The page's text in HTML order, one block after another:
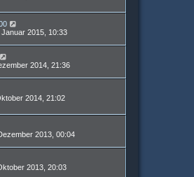
2015, 10:33
2014, 21:36
2014, 21:02
2013, 00:04
2013, 20:03